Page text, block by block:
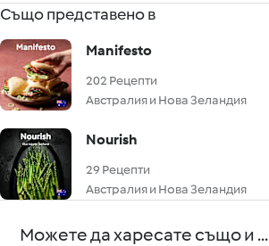
Също представено в
Manifesto
202 Рецепти
Австралия и Нова Зеландия
Nourish
29 Рецепти
Австралия и Нова Зеландия
Можете да харесате също и ...